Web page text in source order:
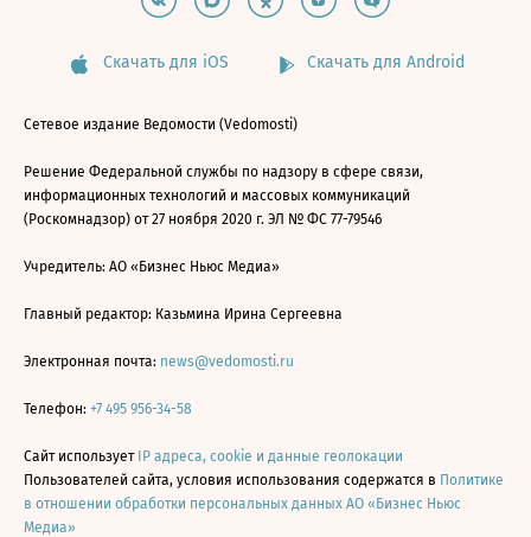
Скачать для iOS Скачать для Android
Сетевое издание Ведомости (Vedomosti)
Решение Федеральной службы по надзору в сфере связи,
информационных технологий и массовых коммуникаций
(Роскомнадзор) от 27 ноября 2020 г. ЭЛ № ФС 77-79546
Учредитель: АО «Бизнес Ньюс Медиа»
Главный редактор: Казьмина Ирина Сергеевна
Электронная почта: news@vedomosti.ru
Телефон: +7 495 956-34-58
Сайт использует IP адреса, cookie и данные геолокации
Пользователей сайта, условия использования содержатся в Политике
в отношении обработки персональных данных АО «Бизнес Ньюс
Медиа»